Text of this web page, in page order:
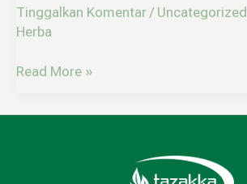
Tinggalkan Komentar / Uncategorized
Herba
Read More »